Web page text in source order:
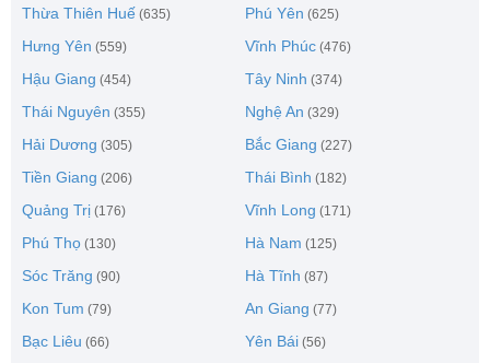
Thừa Thiên Huế (635) Phú Yên (625)
Hưng Yên (559) Vĩnh Phúc (476)
Hậu Giang (454) Tây Ninh (374)
Thái Nguyên (355) Nghệ An (329)
Hải Dương (305) Bắc Giang (227)
Tiền Giang (206) Thái Bình (182)
Quảng Trị (176) Vĩnh Long (171)
Phú Thọ (130) Hà Nam (125)
Sóc Trăng (90) Hà Tĩnh (87)
Kon Tum (79) An Giang (77)
Bạc Liêu (66) Yên Bái (56)